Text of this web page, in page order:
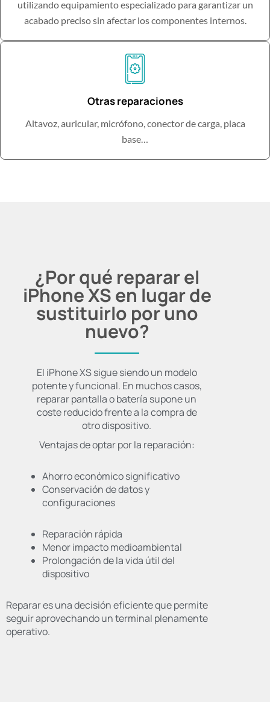
utilizando equipamiento especializado para garantizar un
acabado preciso sin afectar los componentes internos.
Otras reparaciones
Altavoz, auricular, micrófono, conector de carga, placa
base…
¿Por qué reparar el
iPhone XS en lugar de
sustituirlo por uno
nuevo?
El iPhone XS sigue siendo un modelo
potente y funcional. En muchos casos,
reparar pantalla o batería supone un
coste reducido frente a la compra de
otro dispositivo.
Ventajas de optar por la reparación:
Ahorro económico significativo
Conservación de datos y
configuraciones
Reparación rápida
Menor impacto medioambiental
Prolongación de la vida útil del
dispositivo
Reparar es una decisión eficiente que permite
seguir aprovechando un terminal plenamente
operativo.